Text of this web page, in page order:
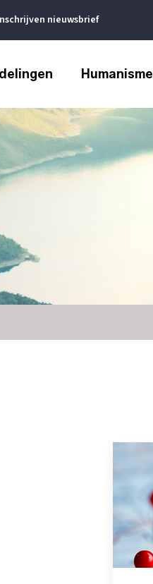
nieuwsbrief
Humanisme